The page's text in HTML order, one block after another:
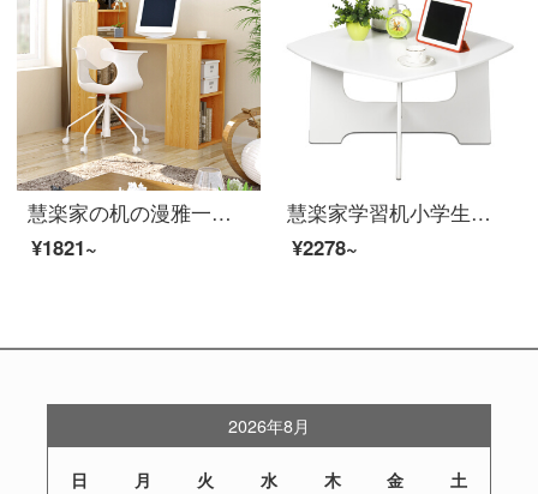
慧楽家の机の漫雅一体式のデカクは本箱の多機能学習机のオーク模様の色11250を持っています。
¥1821~
慧楽家学習机小学生机書卓ゲームデスク白FNAJ-11146
¥2278~
2026年8月
日 月 火 水 木 金 土